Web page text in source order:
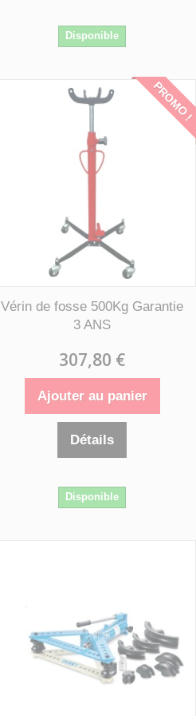
Disponible
PROMO !
Vérin de fosse 500Kg Garantie
3 ANS
307,80 €
Ajouter au panier
Détails
Disponible